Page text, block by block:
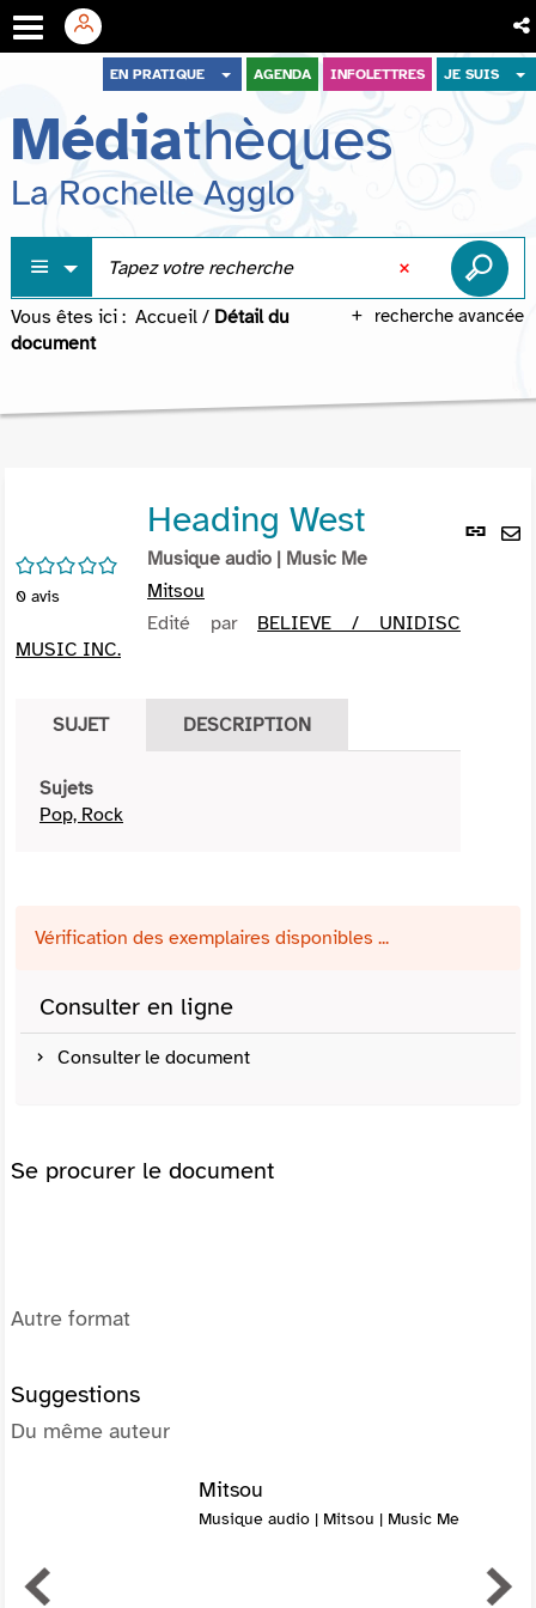
menu
contenu
recherche
EN PRATIQUE AGENDA INFOLETTRES JE SUIS
Médiathèques
La Rochelle Agglo
recherche avancée
Vous êtes ici : Accueil / Détail du
document
Lien
/5
0 avis
Heading West
Musique audio | Music Me
Mitsou
Edité par BELIEVE / UNIDISC
MUSIC INC.
SUJET DESCRIPTION
Sujets
Pop, Rock
Vérification des exemplaires disponibles ...
Consulter en ligne
Consulter le document
Se procurer le document
Autre format
Suggestions
Du même auteur
Mitsou
Musique audio | Mitsou | Music Me